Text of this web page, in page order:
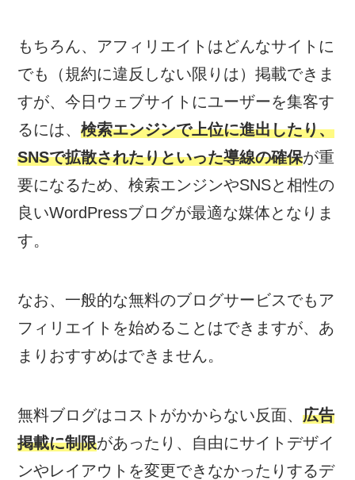
もちろん、アフィリエイトはどんなサイトに
でも（規約に違反しない限りは）掲載できま
すが、今日ウェブサイトにユーザーを集客す
るには、検索エンジンで上位に進出したり、
SNSで拡散されたりといった導線の確保が重
要になるため、検索エンジンやSNSと相性の
良いWordPressブログが最適な媒体となりま
す。
なお、一般的な無料のブログサービスでもア
フィリエイトを始めることはできますが、あ
まりおすすめはできません。
無料ブログはコストがかからない反面、広告
掲載に制限があったり、自由にサイトデザイ
ンやレイアウトを変更できなかったりするデ